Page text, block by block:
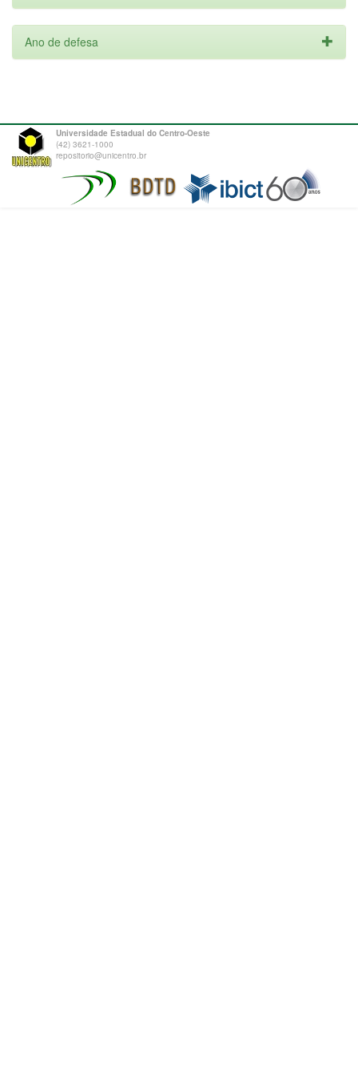
Ano de defesa
Universidade Estadual do Centro-Oeste
(42) 3621-1000
repositorio@unicentro.br